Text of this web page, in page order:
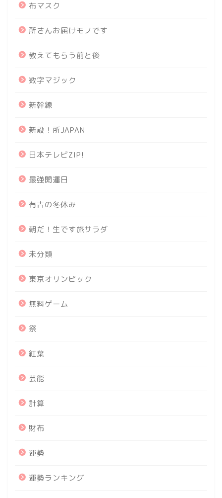
布マスク
所さんお届けモノです
教えてもらう前と後
数字マジック
新幹線
新設！所JAPAN
日本テレビZIP!
最強開運日
有吉の冬休み
朝だ！生です旅サラダ
未分類
東京オリンピック
無料ゲーム
祭
紅葉
芸能
計算
財布
運勢
運勢ランキング